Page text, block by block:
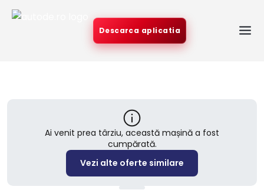
Descarca aplicatia
Ai venit prea târziu, această mașină a fost
cumpărată.
Vezi alte oferte similare